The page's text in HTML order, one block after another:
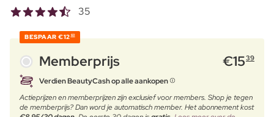
35
BESPAAR €12 60
Memberprijs €1539
Verdien BeautyCash op alle aankopen
Actieprijzen en memberprijzen zijn exclusief voor members. Shop je tegen
de memberprijs? Dan word je automatisch member. Het abonnement kost